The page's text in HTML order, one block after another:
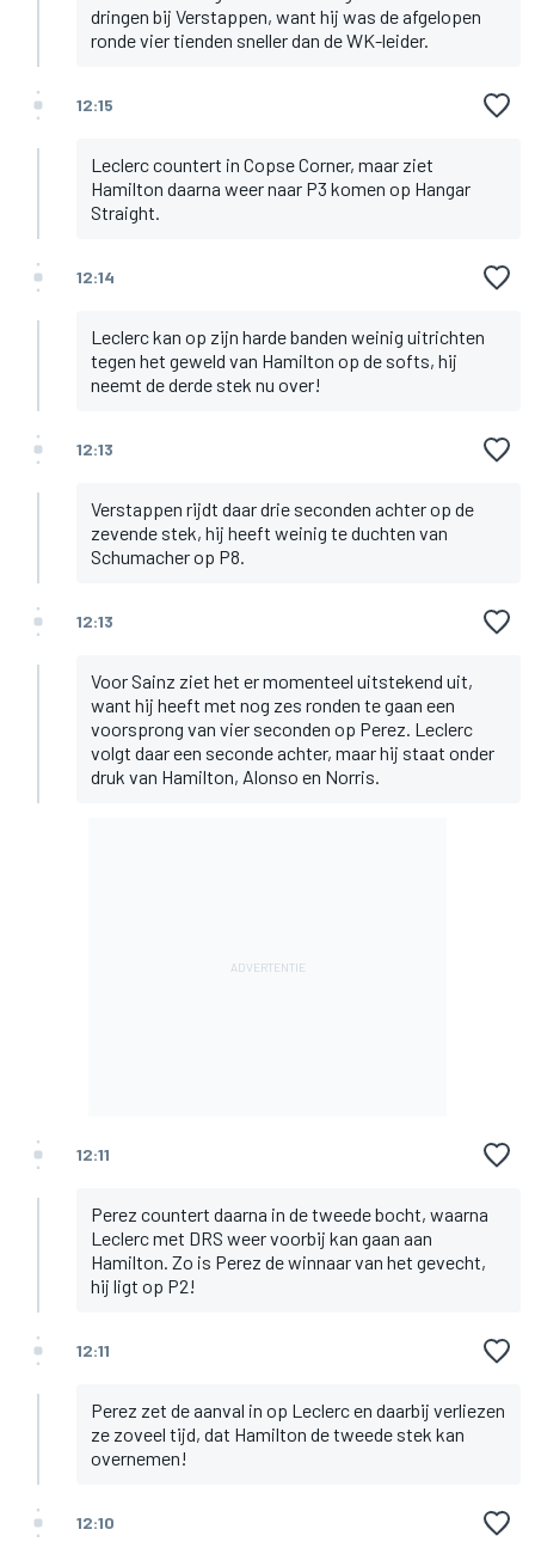
dringen bij Verstappen, want hij was de afgelopen
ronde vier tienden sneller dan de WK-leider.
12:15
Leclerc countert in Copse Corner, maar ziet
Hamilton daarna weer naar P3 komen op Hangar
Straight.
12:14
Leclerc kan op zijn harde banden weinig uitrichten
tegen het geweld van Hamilton op de softs, hij
neemt de derde stek nu over!
12:13
Verstappen rijdt daar drie seconden achter op de
zevende stek, hij heeft weinig te duchten van
Schumacher op P8.
12:13
Voor Sainz ziet het er momenteel uitstekend uit,
want hij heeft met nog zes ronden te gaan een
voorsprong van vier seconden op Perez. Leclerc
volgt daar een seconde achter, maar hij staat onder
druk van Hamilton, Alonso en Norris.
12:11
Perez countert daarna in de tweede bocht, waarna
Leclerc met DRS weer voorbij kan gaan aan
Hamilton. Zo is Perez de winnaar van het gevecht,
hij ligt op P2!
12:11
Perez zet de aanval in op Leclerc en daarbij verliezen
ze zoveel tijd, dat Hamilton de tweede stek kan
overnemen!
12:10